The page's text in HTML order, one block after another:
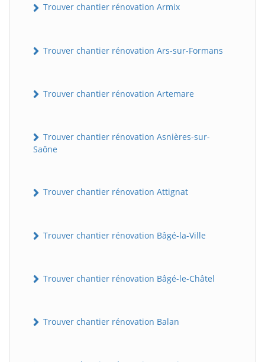
Trouver chantier rénovation Armix
Trouver chantier rénovation Ars-sur-Formans
Trouver chantier rénovation Artemare
Trouver chantier rénovation Asnières-sur-
Saône
Trouver chantier rénovation Attignat
Trouver chantier rénovation Bâgé-la-Ville
Trouver chantier rénovation Bâgé-le-Châtel
Trouver chantier rénovation Balan